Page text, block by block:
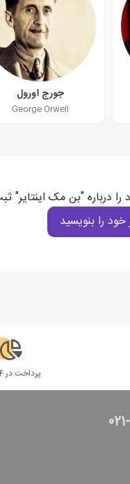
جورج اورول
George Orwell
درباره "بن مک اینتایر"
خود را بنویسید
پرداخت در 4 قسط